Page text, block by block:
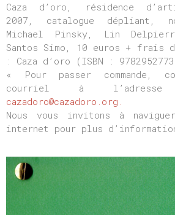
Caza d’oro, résidence
2007, catalogue dépliant,
Michael Pinsky, Lin
Santos Simo, 10 euros + frais
: Caza d’oro (ISBN :
« Pour passer commande,
courriel à
cazadoro@cazadoro.org.
Nous vous invitons à
internet pour plus